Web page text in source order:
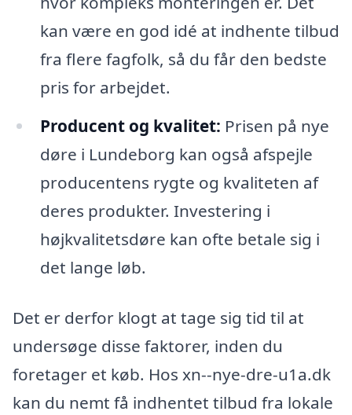
kan være en god idé at indhente tilbud
fra flere fagfolk, så du får den bedste
pris for arbejdet.
Producent og kvalitet: Prisen på nye
døre i Lundeborg kan også afspejle
producentens rygte og kvaliteten af
deres produkter. Investering i
højkvalitetsdøre kan ofte betale sig i
det lange løb.
Det er derfor klogt at tage sig tid til at
undersøge disse faktorer, inden du
foretager et køb. Hos xn--nye-dre-u1a.dk
kan du nemt få indhentet tilbud fra lokale